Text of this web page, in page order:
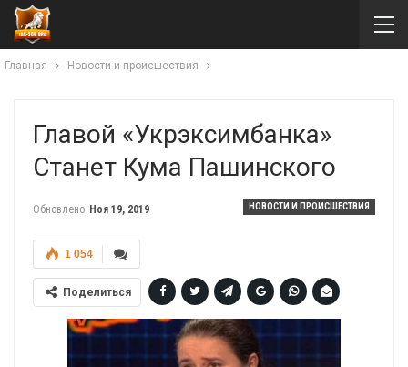
Главная Новости и происшествия
Главой «Укрэксимбанка»
Станет Кума Пашинского
НОВОСТИ И ПРОИСШЕСТВИЯ
Обновлено Ноя 19, 2019
1 054
Поделиться